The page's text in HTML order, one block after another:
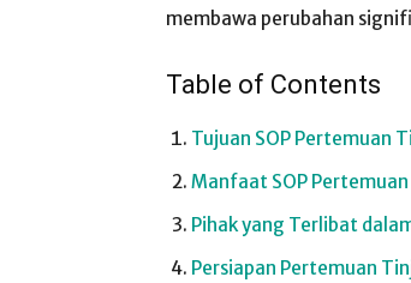
membawa perubahan
Table of Contents
Tujuan SOP Pertemuan
Manfaat SOP
Pihak yang Terlibat
Persiapan Pertemuan